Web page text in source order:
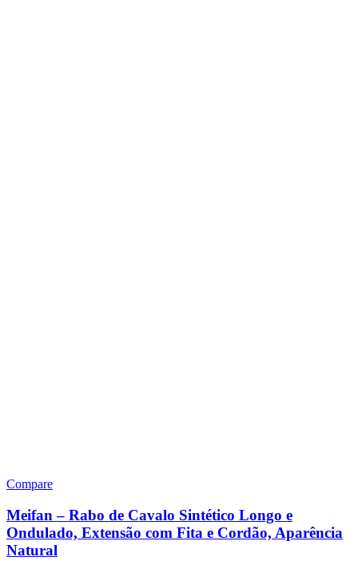
Compare
Meifan – Rabo de Cavalo Sintético Longo e
Ondulado, Extensão com Fita e Cordão, Aparência
Natural